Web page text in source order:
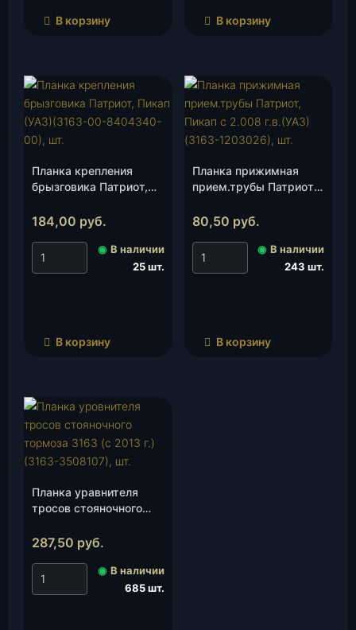
В корзину В корзину
Планка крепления
брызговика Патриот,
8404340-00), шт.
184,00 руб.
◉ В наличии
25 шт.
В корзину
Планка прижимная
прием.трубы Патриот,
(3163-1203026), шт.
80,50 руб.
◉ В наличии
243 шт.
В корзину
Планка уравнителя
тросов стояночного
г.)(3163-3508107), шт.
287,50 руб.
◉ В наличии
685 шт.